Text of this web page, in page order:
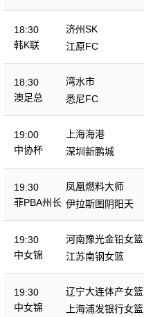
18:30
韩K联
济州SK
江原FC
18:30
澳足总
湾水市
悉尼FC
19:00
中协杯
上海海港
深圳新鹏城
19:30
菲PBA州长
凤凰燃料大师
伊拉斯图阴阳天
19:30
中女锦
河南豫光金铅女篮
江苏南钢女篮
19:30
中女锦
辽宁大连体产女篮
上海浦发银行女篮